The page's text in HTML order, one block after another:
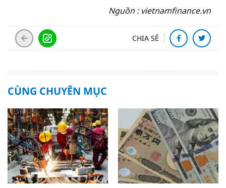
Nguồn : vietnamfinance.vn
CHIA SẺ
CÙNG CHUYÊN MỤC